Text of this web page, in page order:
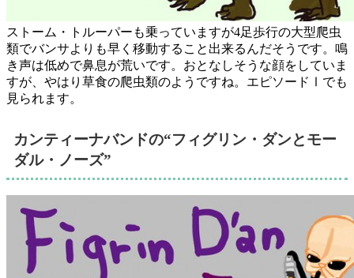
ストーム・トルーパーも乗っていますが4足歩行の大型爬虫
類でバンサよりも早く移動すること出来るんだそうです。鳴
き声は低めで鼻息が荒いです。おとなしそうな顔をしていま
すが、やはり草食の爬虫類のようですね。エピソードⅠでも
見られます。
カンティーナバンドの“フィグリン・ダンとモー
ダル・ノーズ”